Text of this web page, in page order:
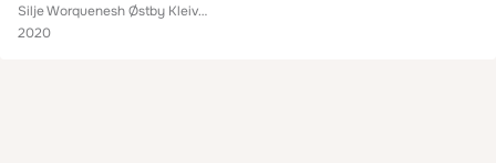
Silje Worquenesh Østby Kleiven, Anders Rønningen, Trygve Rypestøl feat. RØR
2020